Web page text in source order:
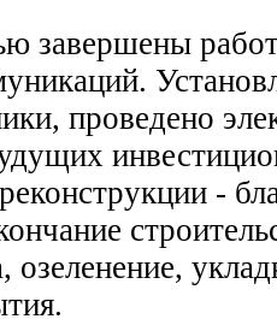
завершены
проведено
-